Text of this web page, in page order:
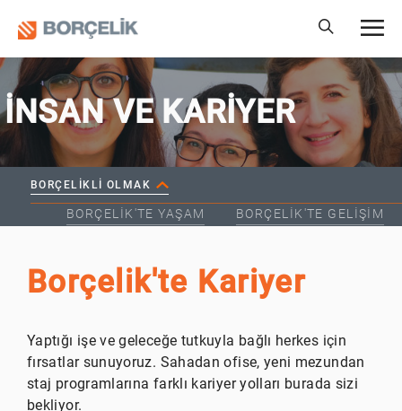
İNSAN VE KARİYER
BORÇELIKLI OLMAK
BORÇELIK'TE YAŞAM BORÇELIK'TE GELIŞIM
Borçelik'te Kariyer
Yaptığı işe ve geleceğe tutkuyla bağlı herkes için
fırsatlar sunuyoruz. Sahadan ofise, yeni mezundan
staj programlarına farklı kariyer yolları burada sizi
bekliyor.